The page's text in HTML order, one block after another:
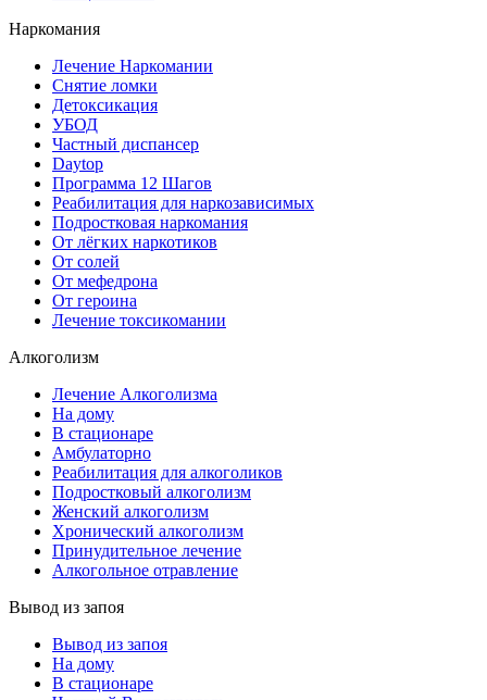
Наркомания
Лечение Наркомании
Снятие ломки
Детоксикация
УБОД
Частный диспансер
Daytop
Программа 12 Шагов
Реабилитация для наркозависимых
Подростковая наркомания
От лёгких наркотиков
От солей
От мефедрона
От героина
Лечение токсикомании
Алкоголизм
Лечение Алкоголизма
На дому
В стационаре
Амбулаторно
Реабилитация для алкоголиков
Подростковый алкоголизм
Женский алкоголизм
Хронический алкоголизм
Принудительное лечение
Алкогольное отравление
Вывод из запоя
Вывод из запоя
На дому
В стационаре